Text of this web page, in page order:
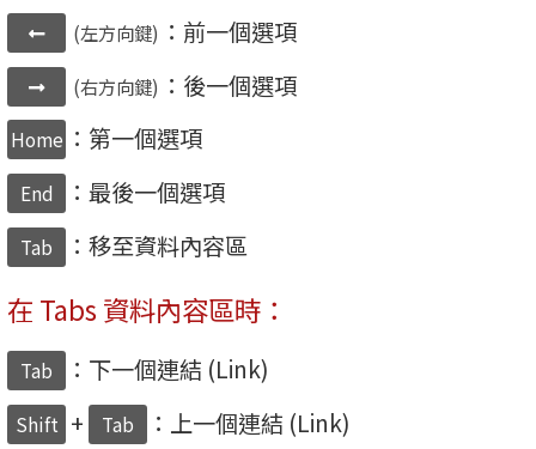
(左方向鍵) ：前一個選項
(右方向鍵) ：後一個選項
Home ：第一個選項
End ：最後一個選項
Tab ：移至資料內容區
在 Tabs 資料內容區時：
Tab ：下一個連結 (Link)
Shift + Tab ：上一個連結 (Link)